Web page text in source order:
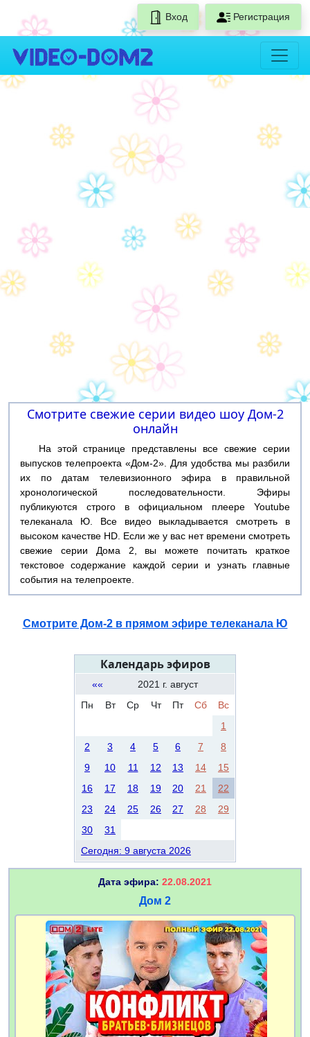
Вход Регистрация
Смотрите свежие серии видео шоу Дом-2
онлайн
На этой странице представлены все свежие серии
выпусков телепроекта «Дом-2». Для удобства мы разбили
их по датам телевизионного эфира в правильной
хронологической последовательности. Эфиры
публикуются строго в официальном плеере Youtube
телеканала Ю. Все видео выкладывается смотреть в
высоком качестве HD. Если же у вас нет времени смотреть
свежие серии Дома 2, вы можете почитать краткое
текстовое содержание каждой серии и узнать главные
события на телепроекте.
Смотрите Дом-2 в прямом эфире телеканала Ю
Календарь эфиров
««
2021 г. август
Пн
Вт Ср Чт Пт Сб
Вс
1
2
3 4 5 6 7
8
9
10 11 12 13 14
15
16
17 18 19 20 21
22
23
24 25 26 27 28
29
30
31
Сегодня: 9 августа 2026
Дата эфира: 22.08.2021
Дом 2